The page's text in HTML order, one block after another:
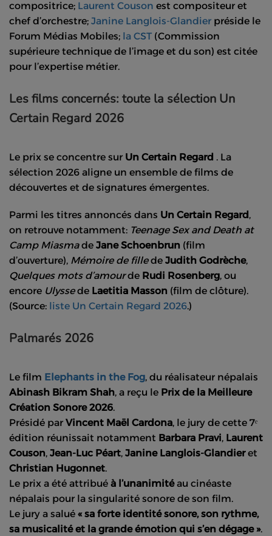
compositrice; Laurent Couson est compositeur et
chef d’orchestre; Janine Langlois-Glandier préside le
Forum Médias Mobiles; la CST (Commission
supérieure technique de l’image et du son) est citée
pour l’expertise métier.
Les films concernés: toute la sélection Un
Certain Regard 2026
Le prix se concentre sur Un Certain Regard . La
sélection 2026 aligne un ensemble de films de
découvertes et de signatures émergentes.
Parmi les titres annoncés dans Un Certain Regard,
on retrouve notamment: Teenage Sex and Death at
Camp Miasmade Jane Schoenbrun (film
d’ouverture), Mémoire de fillede Judith Godrèche,
Quelques mots d’amourde Rudi Rosenberg, ou
encore Ulyssede Laetitia Masson (film de clôture).
(Source: liste Un Certain Regard 2026.)
Palmarés 2026
Le film Elephants in the Fog, du réalisateur népalais
Abinash Bikram Shah, a reçu le Prix de la Meilleure
Création Sonore 2026.
Présidé par Vincent Maël Cardona, le jury de cette 7ᵉ
édition réunissait notamment Barbara Pravi, Laurent
Couson, Jean-Luc Péart, Janine Langlois-Glandieret
Christian Hugonnet.
Le prix a été attribué à l’unanimitéau cinéaste
népalais pour la singularité sonore de son film.
Le jury a salué « sa forte identité sonore, son rythme,
sa musicalité et la grande émotion qui s’en dégage ».